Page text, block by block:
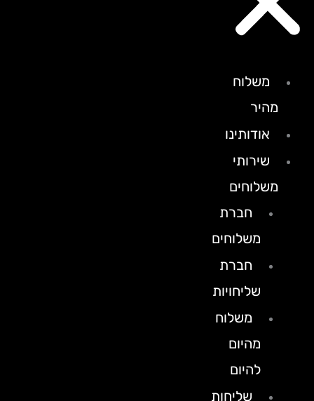
משלוח
מהיר
אודותינו
שירותי
משלוחים
חברת
משלוחים
חברת
שליחויות
משלוח
מהיום
להיום
שליחות